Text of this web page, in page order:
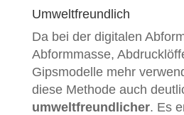
Umweltfreundlich
Da bei der digitalen
Abformmasse,
Gipsmodelle mehr
diese Methode auch
umweltfreundlicher. Es